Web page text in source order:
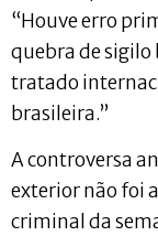
“Houve erro
quebra de sigilo
tratado
brasileira.”
A controversa
exterior não foi
criminal da